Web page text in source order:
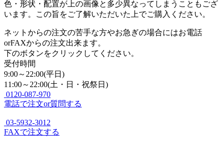
色・形状・配置が上の画像と多少異なってしまうこともござ
います。この旨をご了解いただいた上でご購入ください。
ネットからの注文の苦手な方やお急ぎの場合にはお電話
orFAXからの注文出来ます。
下のボタンをクリックしてください。
受付時間
9:00～22:00(平日)
11:00～22:00(土・日・祝祭日)
0120-087-970
電話で注文or質問する
03-5932-3012
FAXで注文する